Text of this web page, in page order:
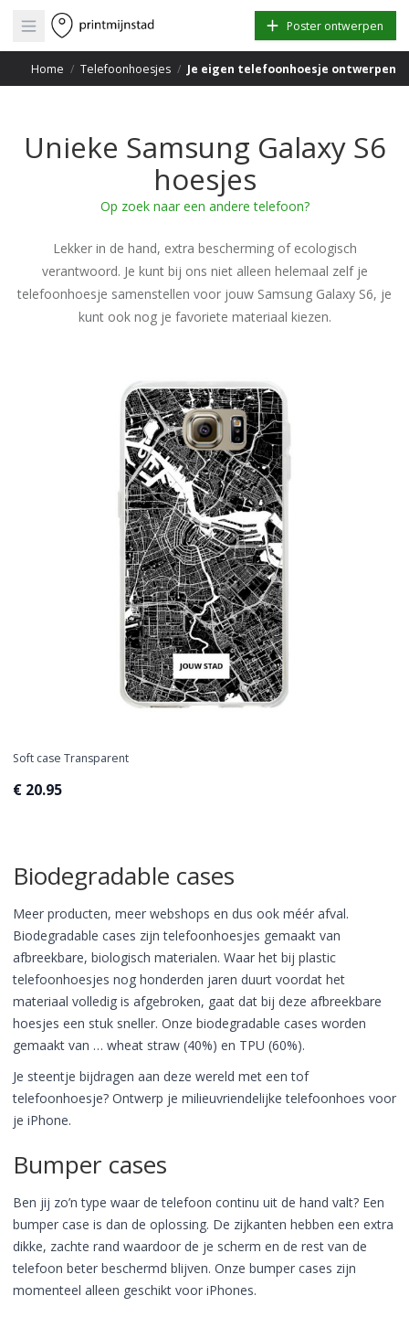
Open main menu Poster ontwerpen
Home / Telefoonhoesjes / Je eigen telefoonhoesje ontwerpen
Unieke Samsung Galaxy S6
hoesjes
Op zoek naar een andere telefoon?
Lekker in de hand, extra bescherming of ecologisch
verantwoord. Je kunt bij ons niet alleen helemaal zelf je
telefoonhoesje samenstellen voor jouw Samsung Galaxy S6, je
kunt ook nog je favoriete materiaal kiezen.
Soft case Transparent
€ 20.95
Biodegradable cases
Meer producten, meer webshops en dus ook méér afval.
Biodegradable cases zijn telefoonhoesjes gemaakt van
afbreekbare, biologisch materialen. Waar het bij plastic
telefoonhoesjes nog honderden jaren duurt voordat het
materiaal volledig is afgebroken, gaat dat bij deze afbreekbare
hoesjes een stuk sneller. Onze biodegradable cases worden
gemaakt van … wheat straw (40%) en TPU (60%).
Je steentje bijdragen aan deze wereld met een tof
telefoonhoesje? Ontwerp je milieuvriendelijke telefoonhoes voor
je iPhone.
Bumper cases
Ben jij zo’n type waar de telefoon continu uit de hand valt? Een
bumper case is dan de oplossing. De zijkanten hebben een extra
dikke, zachte rand waardoor de je scherm en de rest van de
telefoon beter beschermd blijven. Onze bumper cases zijn
momenteel alleen geschikt voor iPhones.